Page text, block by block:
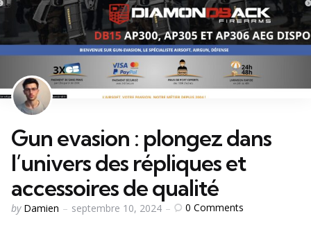
Gun evasion : plongez dans
l’univers des répliques et
accessoires de qualité
Posted
by Damien septembre 10, 2024 0 Comments